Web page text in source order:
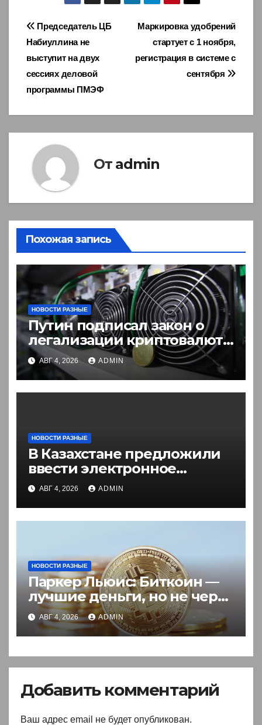
Навигация
по
записям
Маркировка удобрений
стартует с 1 ноября,
регистрация в системе с
сентября
Председатель ЦБ
Набиуллина не
выступит на двух
сессиях деловой
программы ПМЭФ
От admin
Похожая запись
НОВОСТИ РАЗНЫЕ
Путин подписал закон о
легализации криптовалют
в России. Что нужно знать
АВГ 4, 2026 ADMIN
НОВОСТИ РАЗНЫЕ
В Казахстане предложили
ввести электронное
разрешение на въезд для
иностранцев
АВГ 4, 2026 ADMIN
НОВОСТИ РАЗНЫЕ
Паркер Льюис: Биткоин —
лучшие деньги, но не через
акции
АВГ 4, 2026 ADMIN
Добавить комментарий
Ваш адрес email не будет опубликован.